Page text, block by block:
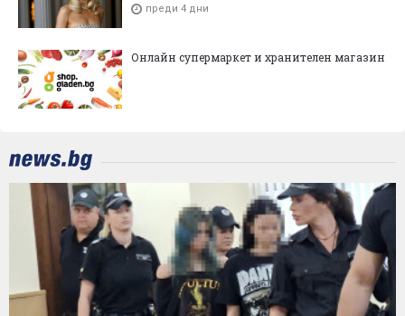
преди 4 дни
Онлайн супермаркет и хранителен магазин